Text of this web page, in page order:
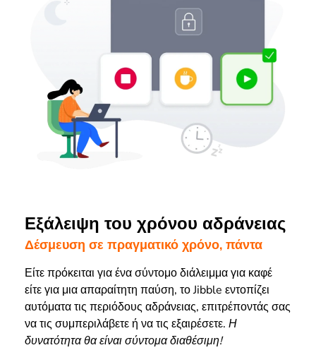
Εξάλειψη του χρόνου αδράνειας
Δέσμευση σε πραγματικό χρόνο, πάντα
Είτε πρόκειται για ένα σύντομο διάλειμμα για καφέ
είτε για μια απαραίτητη παύση, το Jibble εντοπίζει
αυτόματα τις περιόδους αδράνειας, επιτρέποντάς σας
να τις συμπεριλάβετε ή να τις εξαιρέσετε. Η
δυνατότητα θα είναι σύντομα διαθέσιμη!